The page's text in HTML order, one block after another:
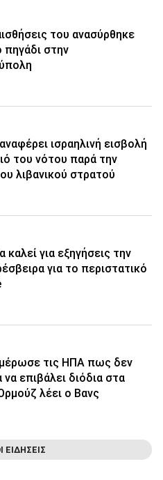
του ανασύρθηκε
πηγάδι στην
ισραηλινή εισβολή
του νότου παρά την
λιβανικού στρατού
καλεί για εξηγήσεις την
για το περιστατικό
τις ΗΠΑ πως δεν
να επιβάλει διόδια στα
λέει ο Βανς
ΕΙΔΗΣΕΙΣ